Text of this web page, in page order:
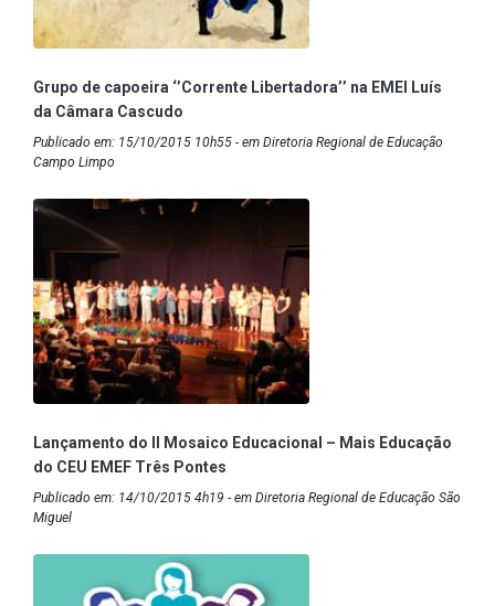
Grupo de capoeira ‘’Corrente Libertadora’’ na EMEI Luís
da Câmara Cascudo
Publicado em: 15/10/2015 10h55 - em Diretoria Regional de Educação
Campo Limpo
Lançamento do II Mosaico Educacional – Mais Educação
do CEU EMEF Três Pontes
Publicado em: 14/10/2015 4h19 - em Diretoria Regional de Educação São
Miguel